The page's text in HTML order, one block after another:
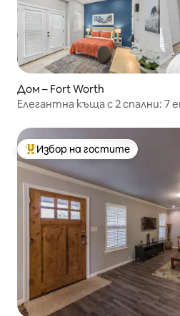
Дом – Fort Worth
Елегантна къща с 2 спални: 7
Най-популярен избор на
Избор на гостите